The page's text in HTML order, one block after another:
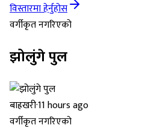
विस्तारमा हेर्नुहोस
वर्गीकृत नगरिएको
झोलुंगे पुल
बाह्रखरी·11 hours ago
वर्गीकृत नगरिएको